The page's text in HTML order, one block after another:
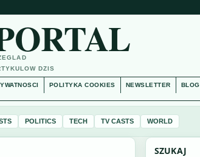
DZIS
POLITYKA COOKIES NEWSLETTER BLOG
POLITICS TECH TV CASTS WORLD
SZUKAJ